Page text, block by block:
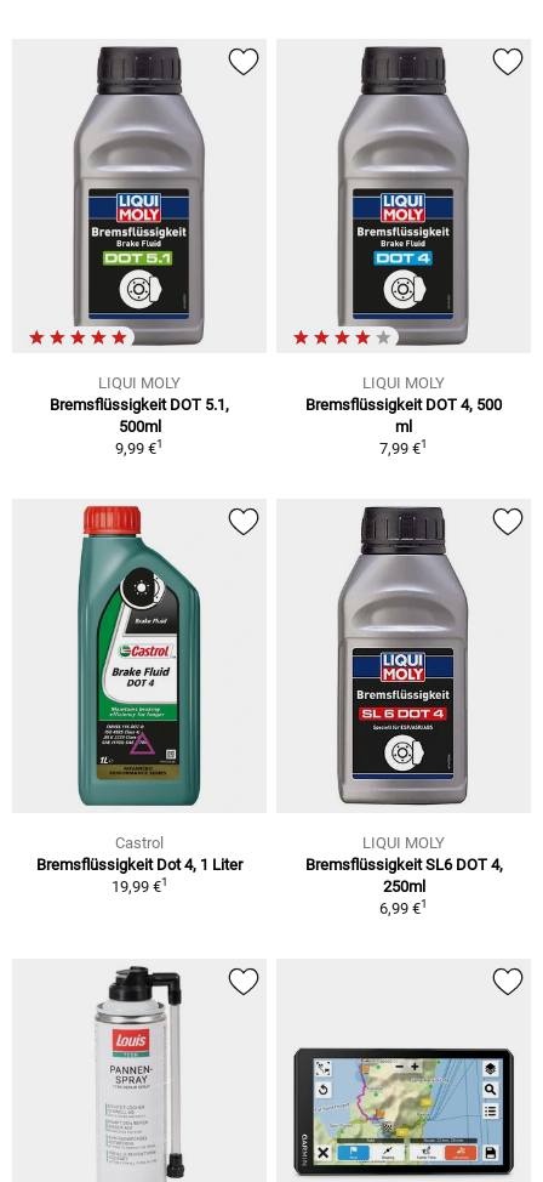
LIQUI MOLY
Bremsflüssigkeit DOT 5.1,
500ml
9,99 €1
LIQUI MOLY
Bremsflüssigkeit DOT 4, 500
ml
7,99 €1
Castrol
Bremsflüssigkeit Dot 4, 1 Liter
19,99 €1
LIQUI MOLY
Bremsflüssigkeit SL6 DOT 4,
250ml
6,99 €1